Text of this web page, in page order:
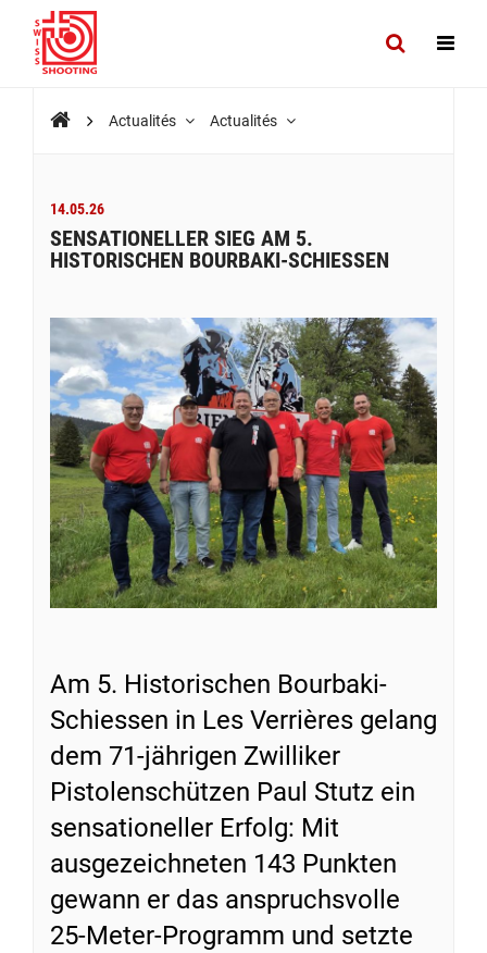
Actualités Actualités
14.05.26
SENSATIONELLER SIEG AM 5.
HISTORISCHEN BOURBAKI-SCHIESSEN
Am 5. Historischen Bourbaki-
Schiessen in Les Verrières gelang
dem 71-jährigen Zwilliker
Pistolenschützen Paul Stutz ein
sensationeller Erfolg: Mit
ausgezeichneten 143 Punkten
gewann er das anspruchsvolle
25-Meter-Programm und setzte